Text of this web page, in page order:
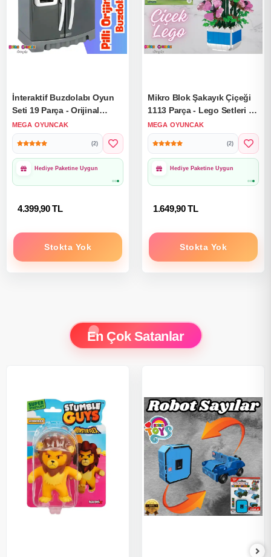
İnteraktif Buzdolabı Oyun
Seti 19 Parça - Orijinal
Buzdolabı Makinesi -
Çalışan Buzdolabı Makinesi
- Pilli Buzdolabı
MEGA OYUNCAK
(2)
1000₺ Üzeri Ücretsiz
Kargo
4.399,90 TL
Stokta Yok
Mikro Blok Şakayık Çiçeği
1113 Parça - Lego Setleri -
MEGA Lego - Çiçek Lego -
MEGA Çiçek Lego - Mikro
Bloklar
MEGA OYUNCAK
(2)
1000₺ Üzeri Ücretsiz
Kargo
1.649,90 TL
Stokta Yok
En Çok Satanlar